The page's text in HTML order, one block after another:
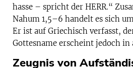
hasse – spricht der HERR.“
Nahum 1,5–6 handelt es sich
Er ist auf Griechisch verfasst,
Gottesname erscheint jedoch in
Zeugnis von